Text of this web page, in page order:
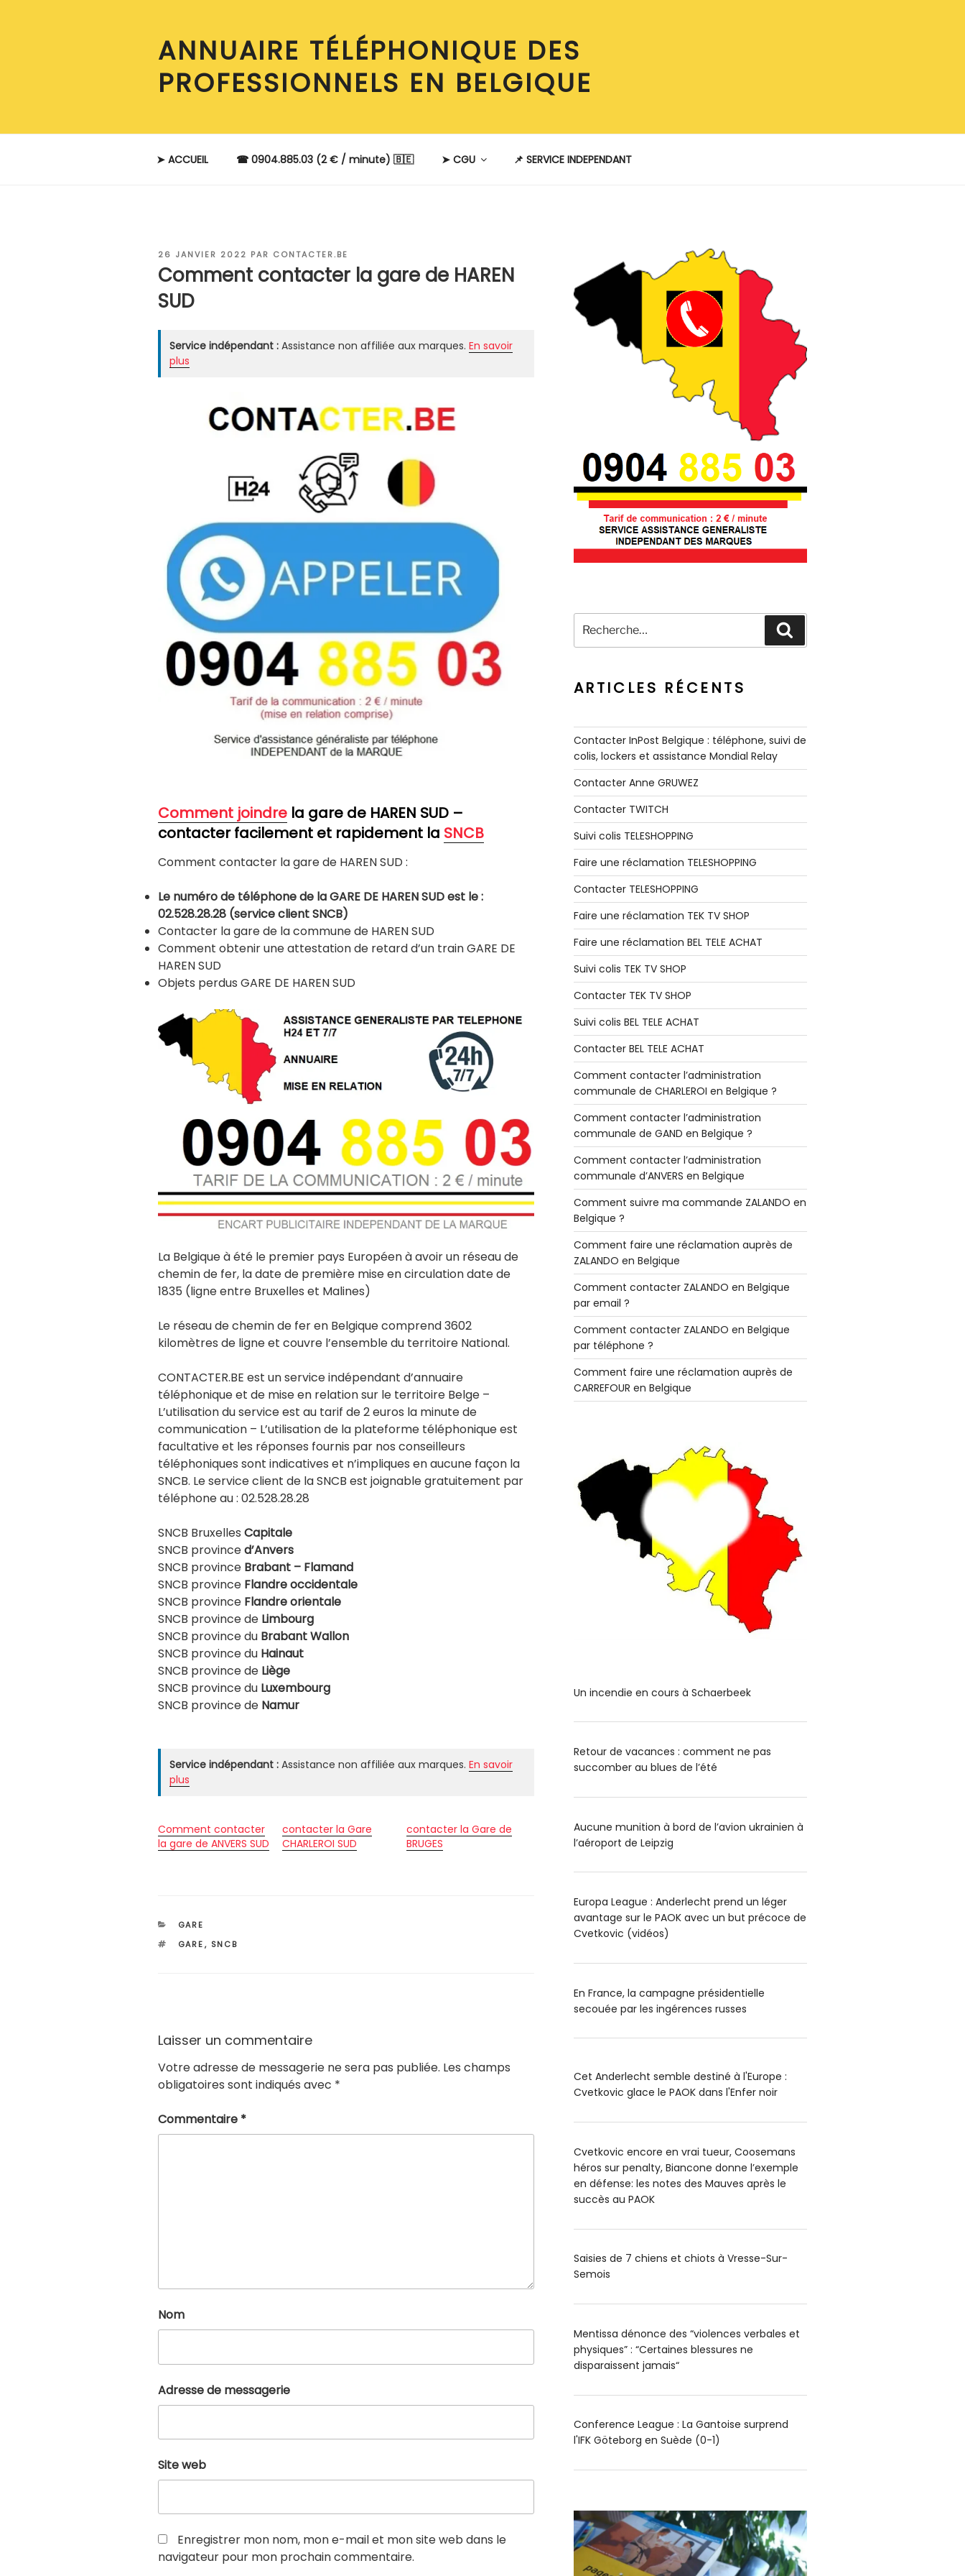
ANNUAIRE TÉLÉPHONIQUE DES
PROFESSIONNELS EN BELGIQUE
➤ ACCUEIL ☎ 0904.885.03 (2 € / minute) 🇧🇪 ➤ CGU 📌 SERVICE INDEPENDANT
PUBLIÉ
LE
26 JANVIER 2022 PAR CONTACTER.BE
Comment contacter la gare de HAREN
SUD
Service indépendant : Assistance non affiliée aux marques. En savoir
plus
Comment joindre la gare de HAREN SUD –
contacter facilement et rapidement la SNCB
Comment contacter la gare de HAREN SUD :
Le numéro de téléphone de la GARE DE HAREN SUD est le :
02.528.28.28 (service client SNCB)
Contacter la gare de la commune de HAREN SUD
Comment obtenir une attestation de retard d’un train GARE DE
HAREN SUD
Objets perdus GARE DE HAREN SUD
La Belgique à été le premier pays Européen à avoir un réseau de
chemin de fer, la date de première mise en circulation date de
1835 (ligne entre Bruxelles et Malines)
Le réseau de chemin de fer en Belgique comprend 3602
kilomètres de ligne et couvre l’ensemble du territoire National.
CONTACTER.BE est un service indépendant d’annuaire
téléphonique et de mise en relation sur le territoire Belge –
L’utilisation du service est au tarif de 2 euros la minute de
communication – L’utilisation de la plateforme téléphonique est
facultative et les réponses fournis par nos conseilleurs
téléphoniques sont indicatives et n’impliques en aucune façon la
SNCB. Le service client de la SNCB est joignable gratuitement par
téléphone au : 02.528.28.28
SNCB Bruxelles Capitale
SNCB provinced’Anvers
SNCB province Brabant – Flamand
SNCB province Flandre occidentale
SNCB province Flandre orientale
SNCB province de Limbourg
SNCB province du Brabant Wallon
SNCB province du Hainaut
SNCB province de Liège
SNCB province du Luxembourg
SNCB province de Namur
Service indépendant : Assistance non affiliée aux marques. En savoir
plus
Comment contacter
la gare de ANVERS SUD
contacter la Gare
CHARLEROI SUD
contacter la Gare de
BRUGES
CATÉGORIES
GARE
ÉTIQUETTES
GARE, SNCB
Laisser un commentaire
Votre adresse de messagerie ne sera pas publiée. Les champs
obligatoires sont indiqués avec *
Commentaire *
Nom
Adresse de messagerie
Site web
Enregistrer mon nom, mon e-mail et mon site web dans le
navigateur pour mon prochain commentaire.
pour
:
ARTICLES RÉCENTS
Contacter InPost Belgique : téléphone, suivi de
colis, lockers et assistance Mondial Relay
Contacter Anne GRUWEZ
Contacter TWITCH
Suivi colis TELESHOPPING
Faire une réclamation TELESHOPPING
Contacter TELESHOPPING
Faire une réclamation TEK TV SHOP
Faire une réclamation BEL TELE ACHAT
Suivi colis TEK TV SHOP
Contacter TEK TV SHOP
Suivi colis BEL TELE ACHAT
Contacter BEL TELE ACHAT
Comment contacter l’administration
communale de CHARLEROI en Belgique ?
Comment contacter l’administration
communale de GAND en Belgique ?
Comment contacter l’administration
communale d’ANVERS en Belgique
Comment suivre ma commande ZALANDO en
Belgique ?
Comment faire une réclamation auprès de
ZALANDO en Belgique
Comment contacter ZALANDO en Belgique
par email ?
Comment contacter ZALANDO en Belgique
par téléphone ?
Comment faire une réclamation auprès de
CARREFOUR en Belgique
Un incendie en cours à Schaerbeek
Retour de vacances : comment ne pas
succomber au blues de l’été
Aucune munition à bord de l’avion ukrainien à
l’aéroport de Leipzig
Europa League : Anderlecht prend un léger
avantage sur le PAOK avec un but précoce de
Cvetkovic (vidéos)
En France, la campagne présidentielle
secouée par les ingérences russes
Cet Anderlecht semble destiné à l'Europe :
Cvetkovic glace le PAOK dans l'Enfer noir
Cvetkovic encore en vrai tueur, Coosemans
héros sur penalty, Biancone donne l’exemple
en défense: les notes des Mauves après le
succès au PAOK
Saisies de 7 chiens et chiots à Vresse-Sur-
Semois
Mentissa dénonce des “violences verbales et
physiques” : “Certaines blessures ne
disparaissent jamais“
Conference League : La Gantoise surprend
l'IFK Göteborg en Suède (0-1)